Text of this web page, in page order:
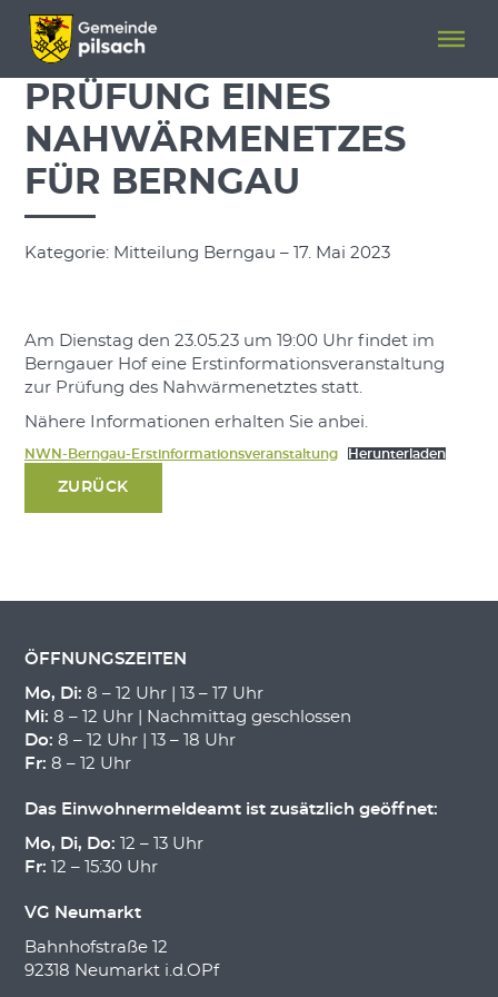
Menü überspringen
Menü überspringen
PRÜFUNG EINES
NAHWÄRMENETZES
FÜR BERNGAU
Kategorie: Mitteilung Berngau – 17. Mai 2023
Am Dienstag den 23.05.23 um 19:00 Uhr findet im
Berngauer Hof eine Erstinformationsveranstaltung
zur Prüfung des Nahwärmenetztes statt.
Nähere Informationen erhalten Sie anbei.
NWN-Berngau-Erstinformationsveranstaltung Herunterladen
ZURÜCK
ÖFFNUNGSZEITEN
Mo, Di: 8 – 12 Uhr | 13 – 17 Uhr
Mi: 8 – 12 Uhr | Nachmittag geschlossen
Do: 8 – 12 Uhr | 13 – 18 Uhr
Fr: 8 – 12 Uhr
Das Einwohnermeldeamt ist zusätzlich geöffnet:
Mo, Di, Do: 12 – 13 Uhr
Fr: 12 – 15:30 Uhr
VG Neumarkt
Bahnhofstraße 12
92318 Neumarkt i.d.OPf